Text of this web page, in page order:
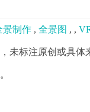
景制作 , 全景图 , ,
未标注原创或具